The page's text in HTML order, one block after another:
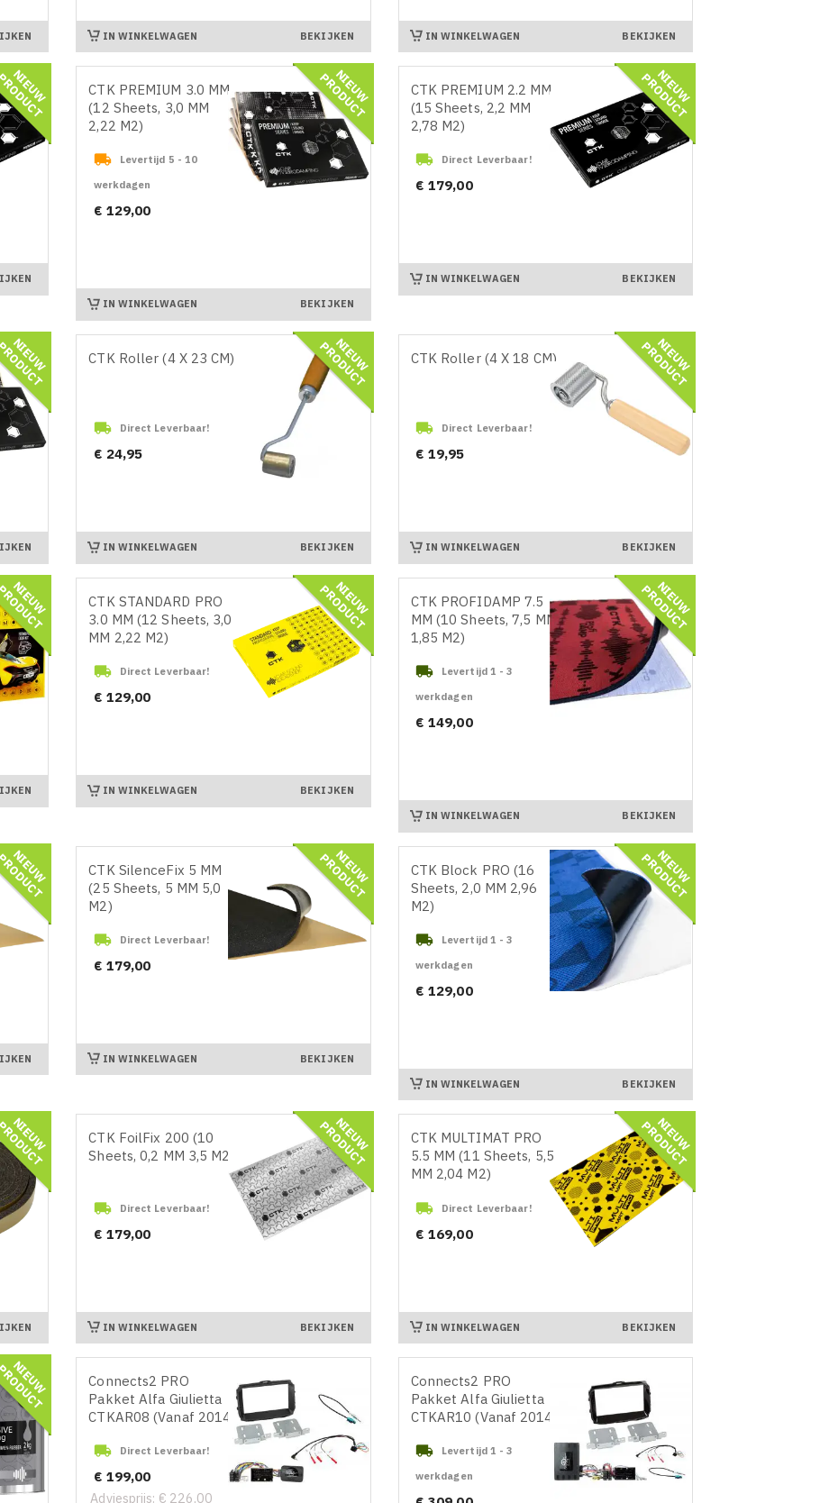
IN WINKELWAGEN BEKIJKEN IN WINKELWAGEN BEKIJKEN
N
I
E
U
W
R
O
D
U
C
CTK PREMIUM 3.0 MM
(12 Sheets, 3,0 MM
2,22 M2)

Levertijd 5 - 10
werkdagen
Prijs
€ 129,00
N
I
E
U
W
P
R
O
D
U
C
T
IN WINKELWAGEN BEKIJKEN
CTK PREMIUM 2.2 MM
(15 Sheets, 2,2 MM
2,78 M2)
 Direct Leverbaar!
Prijs
€ 179,00
N
I
E
U
W
P
R
O
D
U
C
T
IN WINKELWAGEN BEKIJKEN
N
I
E
U
W
R
O
D
U
C CTK Roller (4 X 23 CM)
 Direct Leverbaar!
Prijs
€ 24,95
N
I
E
U
W
P
R
O
D
U
C
T
IN WINKELWAGEN BEKIJKEN
CTK Roller (4 X 18 CM)
 Direct Leverbaar!
Prijs
€ 19,95
N
I
E
U
W
P
R
O
D
U
C
T
IN WINKELWAGEN BEKIJKEN
N
I
E
U
W
R
O
D
U
C
CTK STANDARD PRO
3.0 MM (12 Sheets, 3,0
MM 2,22 M2)
 Direct Leverbaar!
Prijs
€ 129,00
N
I
E
U
W
P
R
O
D
U
C
T
IN WINKELWAGEN BEKIJKEN
CTK PROFIDAMP 7.5
MM (10 Sheets, 7,5 MM
1,85 M2)

Levertijd 1 - 3
werkdagen
Prijs
€ 149,00
N
I
E
U
W
P
R
O
D
U
C
T
IN WINKELWAGEN BEKIJKEN
N
I
E
U
W
R
O
D
U
C
CTK SilenceFix 5 MM
(25 Sheets, 5 MM 5,0
M2)
 Direct Leverbaar!
Prijs
€ 179,00
N
I
E
U
W
P
R
O
D
U
C
T
IN WINKELWAGEN BEKIJKEN
CTK Block PRO (16
Sheets, 2,0 MM 2,96
M2)

Levertijd 1 - 3
werkdagen
Prijs
€ 129,00
N
I
E
U
W
P
R
O
D
U
C
T
IN WINKELWAGEN BEKIJKEN
N
I
E
U
W
R
O
D
U
C
CTK FoilFix 200 (10
Sheets, 0,2 MM 3,5 M2)
 Direct Leverbaar!
Prijs
€ 179,00
N
I
E
U
W
P
R
O
D
U
C
T
IN WINKELWAGEN BEKIJKEN
CTK MULTIMAT PRO
5.5 MM (11 Sheets, 5,5
MM 2,04 M2)
 Direct Leverbaar!
Prijs
€ 169,00
N
I
E
U
W
P
R
O
D
U
C
T
IN WINKELWAGEN BEKIJKEN
N
I
E
U
W
R
O
D
U
C
Connects2 PRO
Pakket Alfa Giulietta
CTKAR08 (Vanaf 2014)
 Direct Leverbaar!
Prijs
€ 199,00
Adviesprijs: € 226,00
Connects2 PRO
Pakket Alfa Giulietta
CTKAR10 (Vanaf 2014)

Levertijd 1 - 3
werkdagen